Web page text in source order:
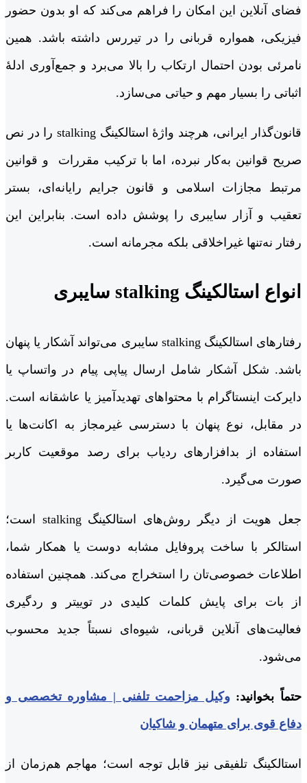
فضای آنلاین این امکان را فراهم می‌کند که او بدون حضور
فیزیکی، همواره قربانی را در تیررس داشته باشد. همین
نامرئی بودن احتمال ارتکاب را بالا می‌برد و جمع‌آوری ادلۀ
اثباتی را بسیار مهم و حیاتی می‌سازد.
قانون‌گذار ایرانی، هرچند واژۀ استالکینگ stalking را در نص
صریح قوانین به‌کار نبرده، اما با ترکیب مقررات و قوانین
مرتبط مجازات اسلامی و قانون جرایم رایانه‌ای، بستر
تعقیب و آزار سایبری را پوشش داده است. بنابراین این
رفتار نه‌تنها غیراخلاقی بلکه مجرمانه است.
انواع استالکینگ stalking سایبری
رفتارهای استالکینگ stalking سایبری می‌تواند آشکار یا پنهان
باشد. شکل آشکار شامل ارسال پیاپی پیام در واتساپ یا
دایرکت اینستاگرام با محتواهای تهدیدآمیز یا عاشقانه است.
در مقابل، نوع پنهان با دسترسی غیرمجاز به اکانت‌ها یا
استفاده از بدافزارهای ردیاب برای رصد موقعیت کاربر
صورت می‌گیرد.
جعل هویت از دیگر روش‌های استالکینگ stalking است؛
استالکر با ساخت پروفایل مشابه دوست یا همکار شما،
اطلاعات خصوصی‌تان را استخراج می‌کند. همچنین استفاده
از بات برای پایش کلمات کلیدی در توییتر و ردگیری
فعالیت‌های آنلاین قربانی، شیوه‌ای نسبتاً جدید محسوب
می‌شود.
حتماً بخوانید: وکیل مزاحمت تلفنی | مشاوره تخصصی و
دفاع قوی برای متهمان و شاکیان
استالکینگ تلفیقی نیز قابل توجه است؛ مهاجم هم‌زمان از